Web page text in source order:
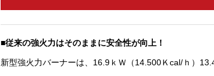
■従来の強火力はそのままに安全性が向上！
新型強火力バーナーは、16.9ｋＷ（14.500Ｋcal/ｈ）